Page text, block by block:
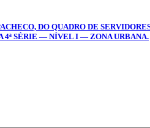
DO QUADRO DE
4ª SÉRIE — NÍVEL I — ZONA URBANA.